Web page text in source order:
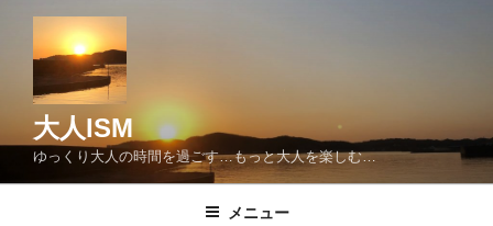
へ
大人ISM
ゆっくり大人の時間を過ごす…もっと大人を楽しむ…
メニュー